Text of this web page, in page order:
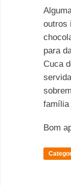
outros
para
Cuca
família
Bom